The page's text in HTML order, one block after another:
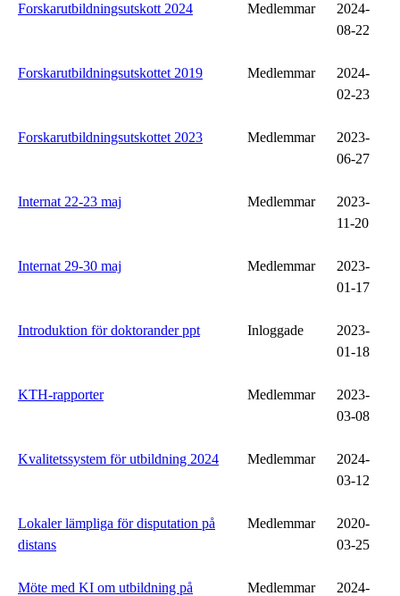
Forskarutbildningsutskott 2024 Medlemmar
2024-
08-22
Forskarutbildningsutskottet 2019 Medlemmar
2024-
02-23
Forskarutbildningsutskottet 2023 Medlemmar
2023-
06-27
Internat 22-23 maj Medlemmar
2023-
11-20
Internat 29-30 maj Medlemmar
2023-
01-17
Introduktion för doktorander ppt Inloggade
2023-
01-18
KTH-rapporter Medlemmar
2023-
03-08
Kvalitetssystem för utbildning 2024 Medlemmar
2024-
03-12
Lokaler lämpliga för disputation på
distans
Medlemmar
2020-
03-25
Möte med KI om utbildning på
Medlemmar
2024-